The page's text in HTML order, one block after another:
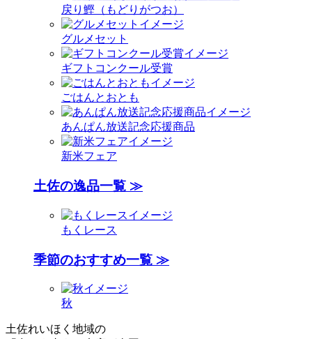
戻り鰹（もどりがつお）
グルメセット
ギフトコンクール受賞
ごはんとおとも
あんぱん放送記念応援商品
新米フェア
土佐の逸品一覧 ≫
もくレース
季節のおすすめ一覧 ≫
秋
土佐れいほく地域の